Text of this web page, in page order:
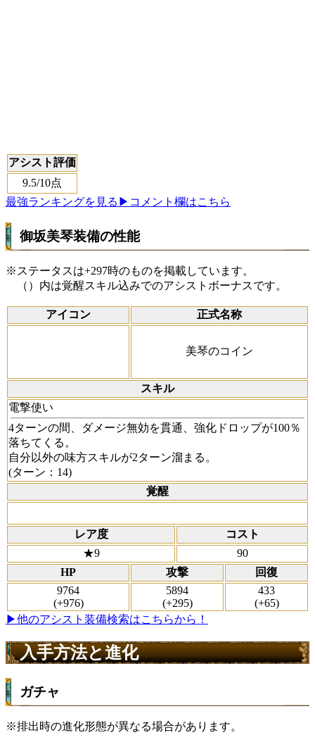
アシスト評価
9.5/10点
最強ランキングを見る ▶コメント欄はこちら
御坂美琴装備の性能
※ステータスは+297時のものを掲載しています。
（）内は覚醒スキル込みでのアシストボーナスです。
アイコン 正式名称
美琴のコイン
スキル
電撃使い
4ターンの間、ダメージ無効を貫通、強化ドロップが100％
落ちてくる。
自分以外の味方スキルが2ターン溜まる。
(ターン：14)
覚醒
レア度
コスト
★9
90
HP
攻撃
回復
9764
(+976)
5894
(+295)
433
(+65)
▶他のアシスト装備検索はこちらから！
入手方法と進化
ガチャ
※排出時の進化形態が異なる場合があります。